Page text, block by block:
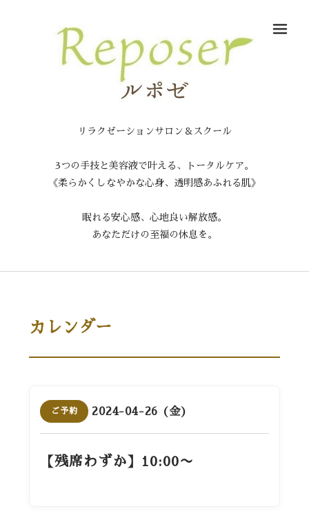
リラクゼーションサロン＆スクール
3つの手技と美容液で叶える、トータルケア。
《柔らかくしなやかな心身、透明感あふれる肌》
眠れる安心感、心地良い解放感。
あなただけの至福の休息を。
カレンダー
ご予約 2024-04-26 (金)
【残席わずか】10:00〜